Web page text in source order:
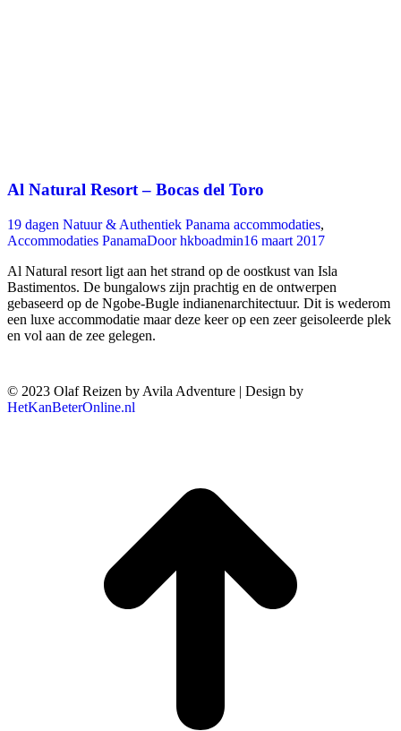
Al Natural Resort – Bocas del Toro
19 dagen Natuur & Authentiek Panama accommodaties,
Accommodaties PanamaDoorhkboadmin16 maart 2017
Al Natural resort ligt aan het strand op de oostkust van Isla
Bastimentos. De bungalows zijn prachtig en de ontwerpen
gebaseerd op de Ngobe-Bugle indianenarchitectuur. Dit is wederom
een luxe accommodatie maar deze keer op een zeer geisoleerde plek
en vol aan de zee gelegen.
© 2023 Olaf Reizen by Avila Adventure | Design by
HetKanBeterOnline.nl